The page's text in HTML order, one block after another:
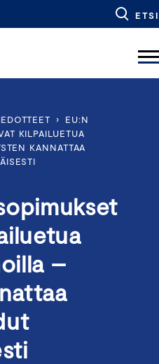
ETSI
›
EU:N
KILPAILUETUA
KANNATTAA
–